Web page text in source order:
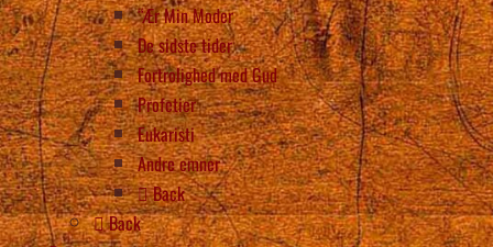
“Ær Min Moder
De sidste tider
Fortrolighed med Gud
Profetier
Eukaristi
Andre emner
Back
Back